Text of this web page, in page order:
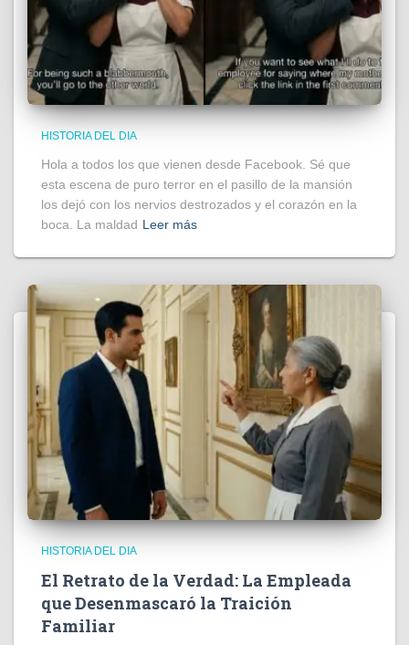
HISTORIA DEL DIA
Hola a todos los que vienen desde Facebook. Sé que
esta escena de puro terror en el pasillo de la mansión
los dejó con los nervios destrozados y el corazón en la
boca. La maldad Leer más
HISTORIA DEL DIA
El Retrato de la Verdad: La Empleada
que Desenmascaró la Traición
Familiar